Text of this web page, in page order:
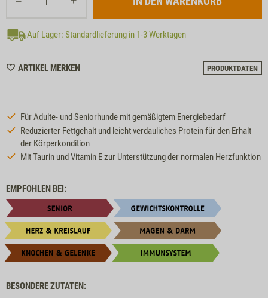
Auf Lager: Standardlieferung in 1-3 Werktagen
ARTIKEL MERKENWISHLIST
PRODUKTDATEN
Für Adulte- und Seniorhunde mit gemäßigtem Energiebedarf
Reduzierter Fettgehalt und leicht verdauliches Protein für den Erhalt
der Körperkondition
Mit Taurin und Vitamin E zur Unterstützung der normalen Herzfunktion
EMPFOHLEN BEI:
BESONDERE ZUTATEN: